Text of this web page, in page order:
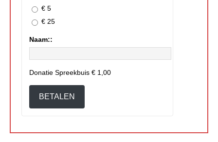
€ 5
€ 25
Naam::
Donatie Spreekbuis € 1,00
BETALEN